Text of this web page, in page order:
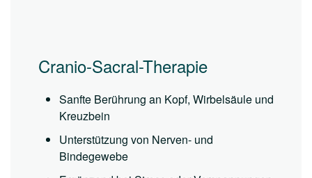
Cranio-Sacral-Therapie
Sanfte Berührung an Kopf, Wirbelsäule und
Kreuzbein
Unterstützung von Nerven- und
Bindegewebe